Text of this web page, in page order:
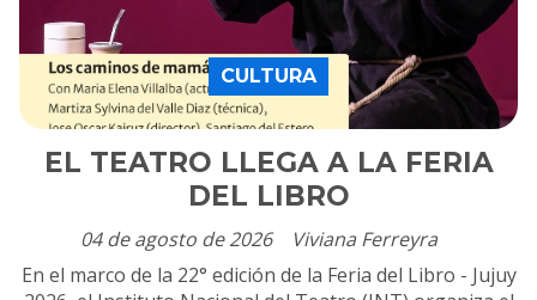
EL TEATRO LLEGA A LA FERIA
DEL LIBRO
Viviana Ferreyra
CULTURA
04 de agosto de 2026
En el marco de la 22° edición de la Feria del Libro - Jujuy